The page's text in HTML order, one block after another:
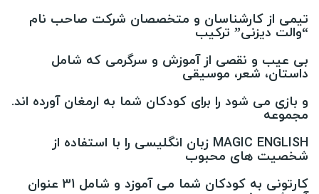
تیمی از کارشناسان و متخصصان شرکت صاحب نام
“والت دیزنی” ترکیب
بی عیب و نقصی از آموزش و سرگرمی که شامل
داستان، شعر، موسیقی
و بازی می شود را برای کودکان شما به ارمغان آورده اند.
مجموعه
MAGIC ENGLISH زبان انگلیسی را با استفاده از
شخصیت های محبوب
کارتونی به کودکان شما می آموزد و شامل 31 عنوان